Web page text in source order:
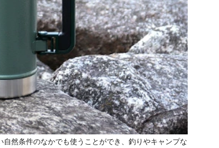
然条件のなかでも使うことができ、釣りやキャンプな